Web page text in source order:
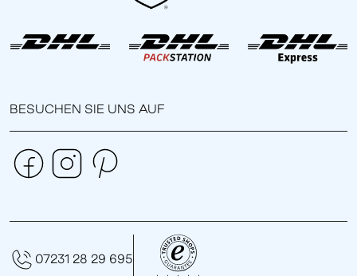
BESUCHEN SIE UNS AUF
07231 28 29 695